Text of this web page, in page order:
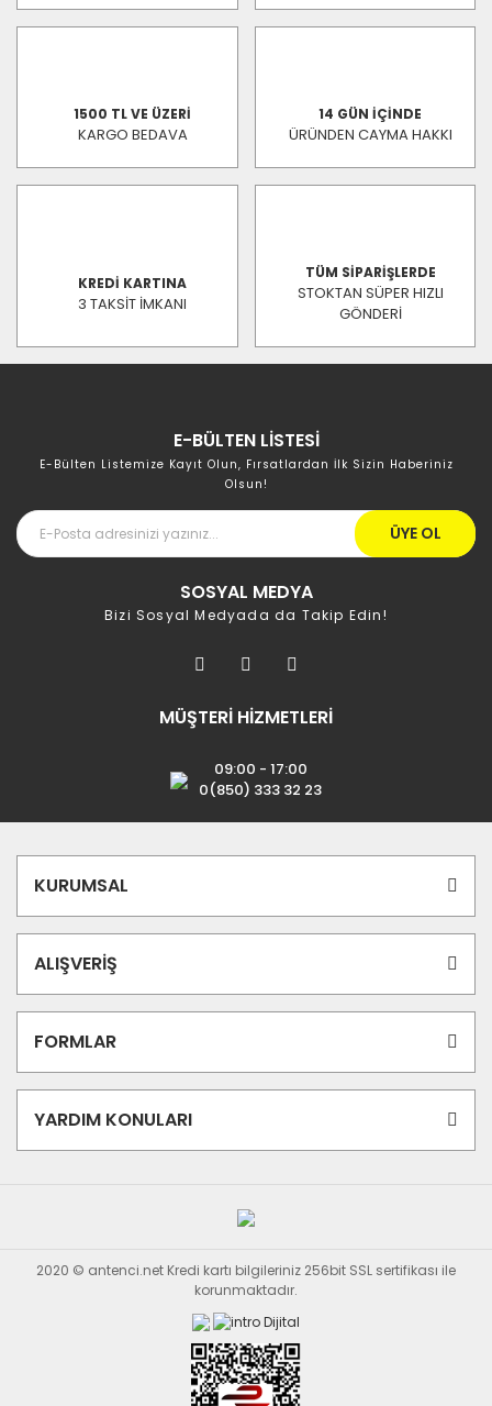
1500 TL VE ÜZERİ
KARGO BEDAVA
14 GÜN İÇİNDE
ÜRÜNDEN CAYMA HAKKI
KREDİ KARTINA
3 TAKSİT İMKANI
TÜM SİPARİŞLERDE
STOKTAN SÜPER HIZLI
GÖNDERİ
E-BÜLTEN LİSTESİ
E-Bülten Listemize Kayıt Olun, Fırsatlardan İlk Sizin Haberiniz
Olsun!
ÜYE OL
SOSYAL MEDYA
Bizi Sosyal Medyada da Takip Edin!
MÜŞTERİ HİZMETLERİ
09:00 - 17:00
0(850) 333 32 23
KURUMSAL
ALIŞVERİŞ
FORMLAR
YARDIM KONULARI
2020 © antenci.net Kredi kartı bilgileriniz 256bit SSL sertifikası ile
korunmaktadır.